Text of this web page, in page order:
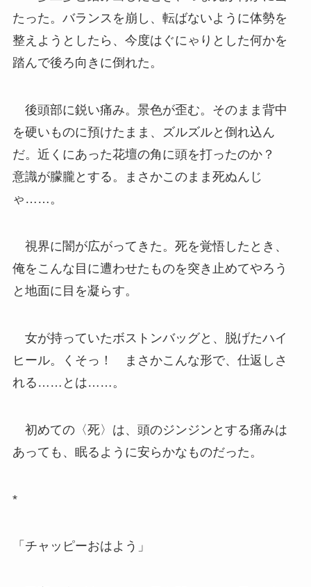
たった。バランスを崩し、転ばないように体勢を
整えようとしたら、今度はぐにゃりとした何かを
踏んで後ろ向きに倒れた。
後頭部に鋭い痛み。景色が歪む。そのまま背中
を硬いものに預けたまま、ズルズルと倒れ込ん
だ。近くにあった花壇の角に頭を打ったのか？
意識が朦朧とする。まさかこのまま死ぬんじ
ゃ……。
視界に闇が広がってきた。死を覚悟したとき、
俺をこんな目に遭わせたものを突き止めてやろう
と地面に目を凝らす。
女が持っていたボストンバッグと、脱げたハイ
ヒール。くそっ！ まさかこんな形で、仕返しさ
れる……とは……。
初めての〈死〉は、頭のジンジンとする痛みは
あっても、眠るように安らかなものだった。
*
「チャッピーおはよう」